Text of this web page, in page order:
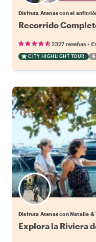
Disfruta Atenas con el
Recorrido
2327 reseñas •
CITY HIGHLIGHT TOUR
Disfruta Atenas con Natalie &
Explora la Riviera